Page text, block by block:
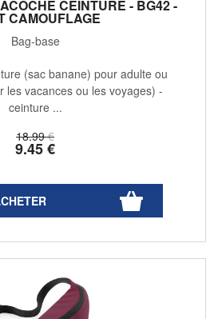
CEINTURE - BG42 -
CAMOUFLAGE
Bag-base
18.99 €
9.45€
(sac banane) pour adulte ou
les vacances ou les voyages) -
ceinture ...